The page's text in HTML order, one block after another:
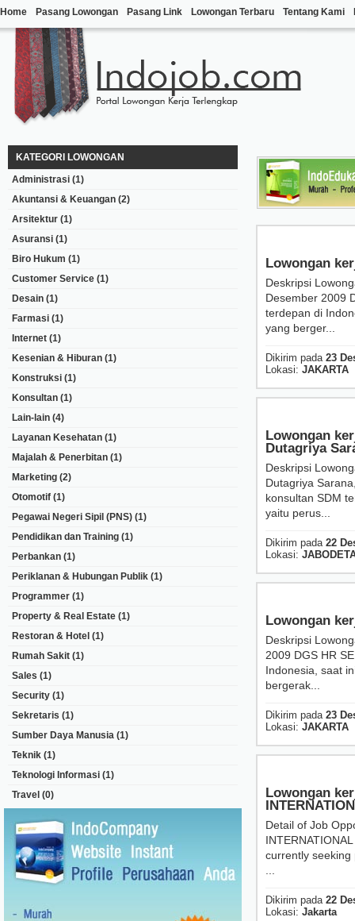
Home Pasang Lowongan Pasang Link Lowongan Terbaru Tentang Kami
KATEGORI LOWONGAN
Administrasi (1)
Akuntansi & Keuangan (2)
Arsitektur (1)
Asuransi (1)
Biro Hukum (1)
Customer Service (1)
Desain (1)
Farmasi (1)
Internet (1)
Kesenian & Hiburan (1)
Konstruksi (1)
Konsultan (1)
Lain-lain (4)
Layanan Kesehatan (1)
Majalah & Penerbitan (1)
Marketing (2)
Otomotif (1)
Pegawai Negeri Sipil (PNS) (1)
Pendidikan dan Training (1)
Perbankan (1)
Periklanan & Hubungan Publik (1)
Programmer (1)
Property & Real Estate (1)
Restoran & Hotel (1)
Rumah Sakit (1)
Sales (1)
Security (1)
Sekretaris (1)
Sumber Daya Manusia (1)
Teknik (1)
Teknologi Informasi (1)
Travel (0)
Lowongan
Deskripsi
Desember 2009
terdepan di
yang berger...
Dikirim pada 23
Lokasi: JAKARTA
Lowongan
Dutagriya
Deskripsi
Dutagriya
konsultan SDM
yaitu perus...
Dikirim pada 22
Lokasi:
Lowongan
Deskripsi
2009 DGS HR
Indonesia, saat
bergerak...
Dikirim pada 23
Lokasi: JAKARTA
Lowongan
Detail of Job
currently seeking
Dikirim pada 22
Lokasi: Jakarta